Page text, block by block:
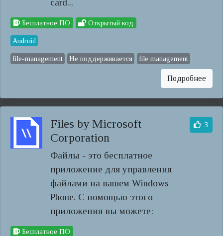
card...
Бесплатное ПО Открытый код
Android
file-management Не поддерживается file management
Подробнее
Files by Microsoft
Corporation
Файлы - это бесплатное
приложение для управления
файлами на вашем Windows
Phone. С помощью этого
приложения вы можете:
3
Бесплатное ПО